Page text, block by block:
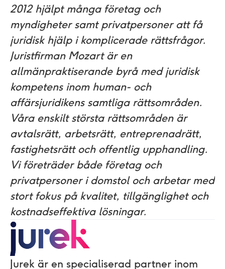
2012 hjälpt många företag och
myndigheter samt privatpersoner att få
juridisk hjälp i komplicerade rättsfrågor.
Juristfirman Mozart är en
allmänpraktiserande byrå med juridisk
kompetens inom human- och
affärsjuridikens samtliga rättsområden.
Våra enskilt största rättsområden är
avtalsrätt, arbetsrätt, entreprenadrätt,
fastighetsrätt och offentlig upphandling.
Vi företräder både företag och
privatpersoner i domstol och arbetar med
stort fokus på kvalitet, tillgänglighet och
kostnadseffektiva lösningar.
Jurek är en specialiserad partner inom